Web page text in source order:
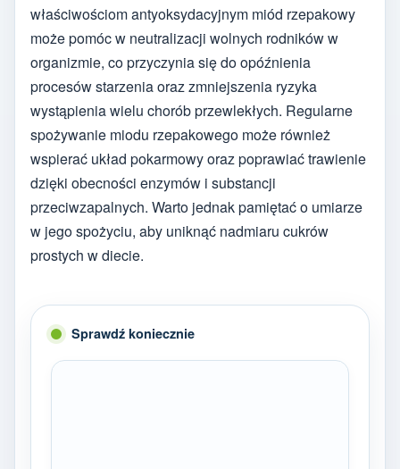
właściwościom antyoksydacyjnym miód rzepakowy
może pomóc w neutralizacji wolnych rodników w
organizmie, co przyczynia się do opóźnienia
procesów starzenia oraz zmniejszenia ryzyka
wystąpienia wielu chorób przewlekłych. Regularne
spożywanie miodu rzepakowego może również
wspierać układ pokarmowy oraz poprawiać trawienie
dzięki obecności enzymów i substancji
przeciwzapalnych. Warto jednak pamiętać o umiarze
w jego spożyciu, aby uniknąć nadmiaru cukrów
prostych w diecie.
Sprawdź koniecznie